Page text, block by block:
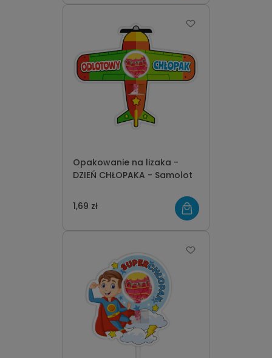
Opakowanie na lizaka -
DZIEŃ CHŁOPAKA - Samolot
1,69 zł